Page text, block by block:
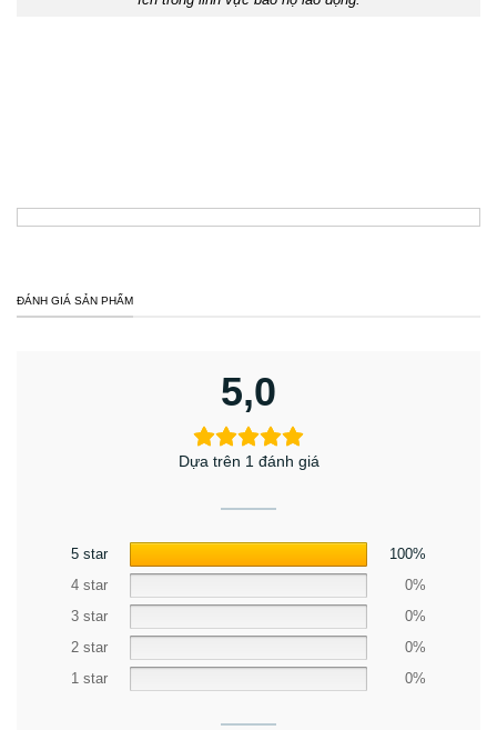
ĐÁNH GIÁ SẢN PHẨM
5,0
Dựa trên 1 đánh giá
5 star
100%
4 star
0%
3 star
0%
2 star
0%
1 star
0%